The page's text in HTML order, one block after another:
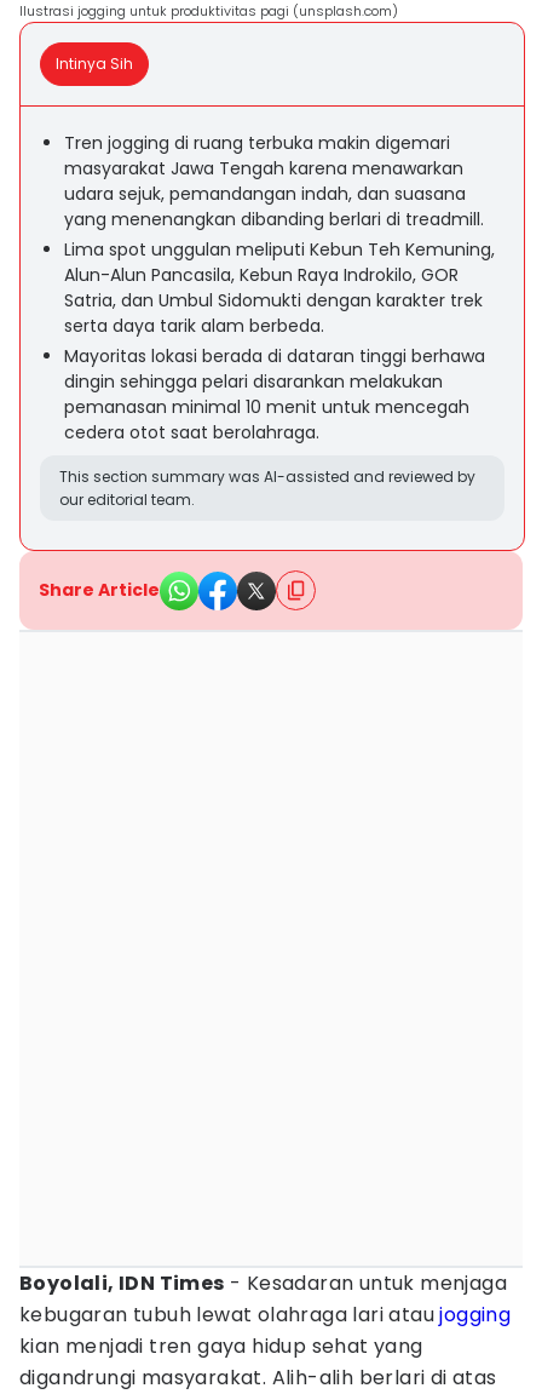
Ilustrasi jogging untuk produktivitas pagi (unsplash.com)
Intinya Sih
Tren jogging di ruang terbuka makin digemari
masyarakat Jawa Tengah karena menawarkan
udara sejuk, pemandangan indah, dan suasana
yang menenangkan dibanding berlari di treadmill.
Lima spot unggulan meliputi Kebun Teh Kemuning,
Alun-Alun Pancasila, Kebun Raya Indrokilo, GOR
Satria, dan Umbul Sidomukti dengan karakter trek
serta daya tarik alam berbeda.
Mayoritas lokasi berada di dataran tinggi berhawa
dingin sehingga pelari disarankan melakukan
pemanasan minimal 10 menit untuk mencegah
cedera otot saat berolahraga.
This section summary was AI-assisted and reviewed by
our editorial team.
Share Article
Boyolali, IDN Times - Kesadaran untuk menjaga
kebugaran tubuh lewat olahraga lari ataujogging
kian menjadi tren gaya hidup sehat yang
digandrungi masyarakat. Alih-alih berlari di atas